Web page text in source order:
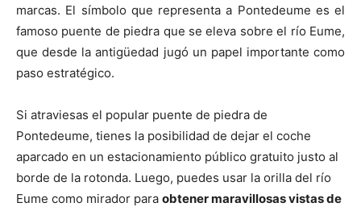
marcas. El símbolo que representa a Pontedeume es el
famoso puente de piedra que se eleva sobre el río Eume,
que desde la antigüedad jugó un papel importante como
paso estratégico.
Si atraviesas el popular puente de piedra de
Pontedeume, tienes la posibilidad de dejar el coche
aparcado en un estacionamiento público gratuito justo al
borde de la rotonda. Luego, puedes usar la orilla del río
Eume como mirador para obtener maravillosas vistas de